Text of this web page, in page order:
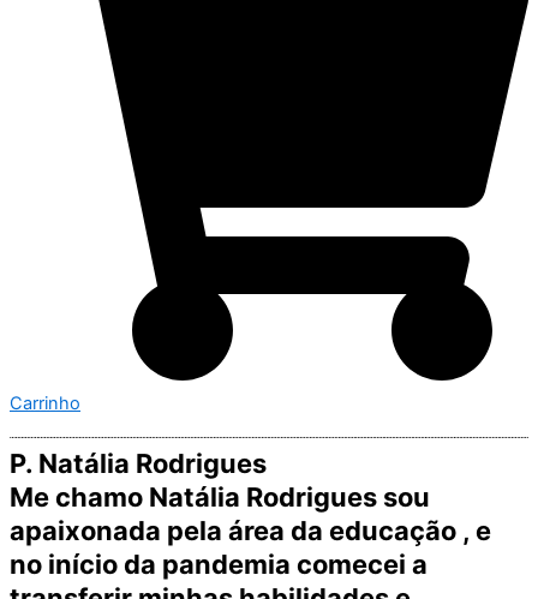
Carrinho
P. Natália Rodrigues
Me chamo Natália Rodrigues sou
apaixonada pela área da educação , e
no início da pandemia comecei a